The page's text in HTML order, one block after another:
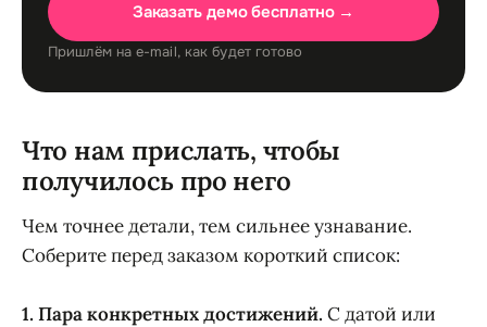
Заказать демо бесплатно →
Пришлём на e-mail, как будет готово
Что нам прислать, чтобы
получилось про него
Чем точнее детали, тем сильнее узнавание.
Соберите перед заказом короткий список:
1. Пара конкретных достижений. С датой или